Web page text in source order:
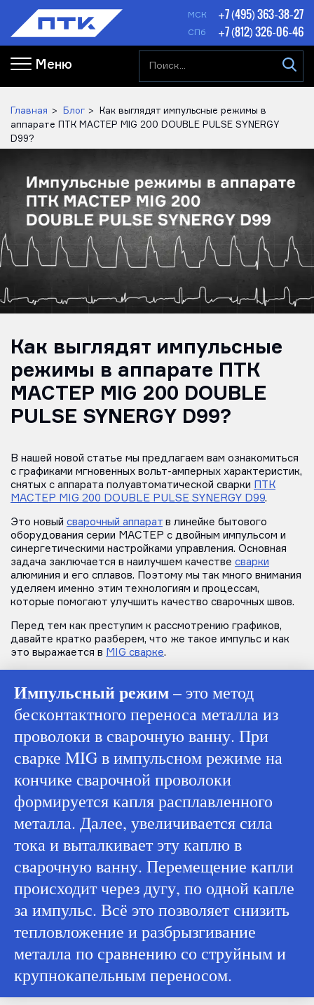
МСК +7 (495) 363-38-27
СПб +7 (812) 326-06-46
Меню
Главная Блог
Как выглядят импульсные режимы в
аппарате ПТК МАСТЕР MIG 200 DOUBLE PULSE SYNERGY
D99?
Как выглядят импульсные
режимы в аппарате ПТК
МАСТЕР MIG 200 DOUBLE
PULSE SYNERGY D99?
В нашей новой статье мы предлагаем вам ознакомиться
с графиками мгновенных вольт-амперных характеристик,
снятых с аппарата полуавтоматической сварки ПТК
МАСТЕР MIG 200 DOUBLE PULSE SYNERGY D99.
Это новый сварочный аппарат в линейке бытового
оборудования серии МАСТЕР с двойным импульсом и
синергетическими настройками управления. Основная
задача заключается в наилучшем качестве сварки
алюминия и его сплавов. Поэтому мы так много внимания
уделяем именно этим технологиям и процессам,
которые помогают улучшить качество сварочных швов.
Перед тем как преступим к рассмотрению графиков,
давайте кратко разберем, что же такое импульс и как
это выражается в MIG сварке.
Импульсный режим– это метод
бесконтактного переноса металла из
проволоки в сварочную ванну. При
сварке MIG в импульсном режиме на
кончике сварочной проволоки
формируется капля расплавленного
металла. Далее, увеличивается сила
тока и выталкивает эту каплю в
сварочную ванну. Перемещение капли
происходит через дугу, по одной капле
за импульс. Всё это позволяет снизить
тепловложение и разбрызгивание
металла по сравнению со струйным и
крупнокапельным переносом.